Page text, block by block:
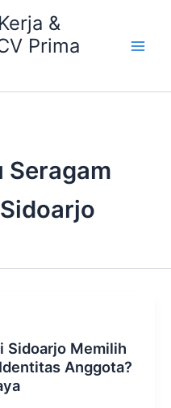
&
Prima
Seragam
Sidoarjo Memilih
Anggota?